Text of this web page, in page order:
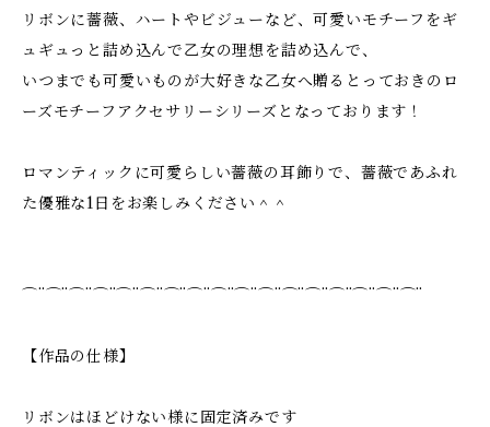
リボンに薔薇、ハートやビジューなど、可愛いモチーフをギ
ュギュっと詰め込んで乙女の理想を詰め込んで、
いつまでも可愛いものが大好きな乙女へ贈るとっておきのロ
ーズモチーフアクセサリーシリーズとなっております！
ロマンティックに可愛らしい薔薇の耳飾りで、薔薇であふれ
た優雅な1日をお楽しみください＾＾
⌒¨⌒¨⌒¨⌒¨⌒¨⌒¨⌒¨⌒¨⌒¨⌒¨⌒¨⌒¨⌒¨⌒¨⌒¨⌒¨⌒¨
【作品の仕様】
リボンはほどけない様に固定済みです